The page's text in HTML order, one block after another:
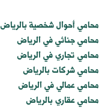
محامي أحوال شخصية بالرياض
محامي جنائي في الرياض
محامي تجاري في الرياض
محامي شركات بالرياض
محامي عمالي في الرياض
محامي عقاري بالرياض